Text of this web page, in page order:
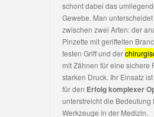
schont dabei das
Gewebe. Man
zwischen zwei Arten: der
Pinzette mit geriffelten
festen Griff und der
mit Zähnen für eine sichere
starken Druck. Ihr Einsatz
für den Erfolg komplexer
unterstreicht die Bedeutung
Werkzeuge in der Medizin.